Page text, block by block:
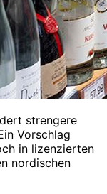
strengere
Vorschlag
in lizenzierten
nordischen